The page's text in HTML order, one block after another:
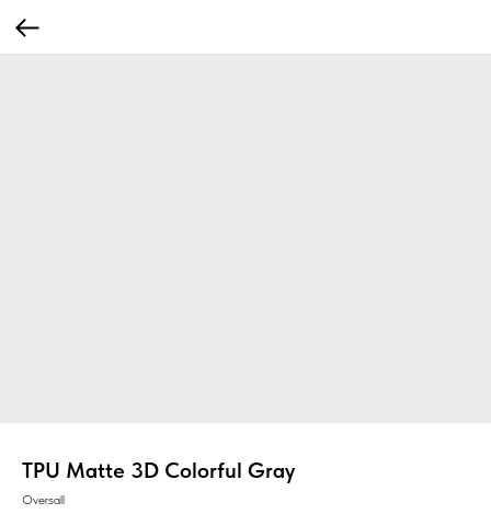
TPU Matte 3D Colorful Gray
Oversall